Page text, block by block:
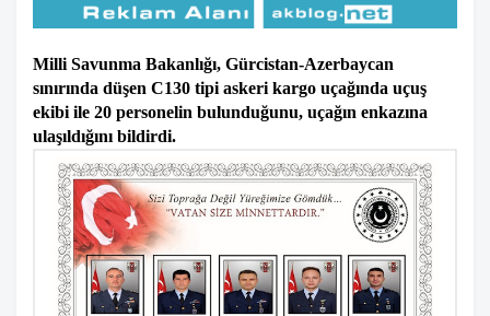
Milli Savunma Bakanlığı, Gürcistan-Azerbaycan
sınırında düşen C130 tipi askeri kargo uçağında uçuş
ekibi ile 20 personelin bulunduğunu, uçağın enkazına
ulaşıldığını bildirdi.